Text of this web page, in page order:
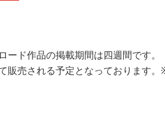
ド作品の掲載期間は四週間です。
売される予定となっております。